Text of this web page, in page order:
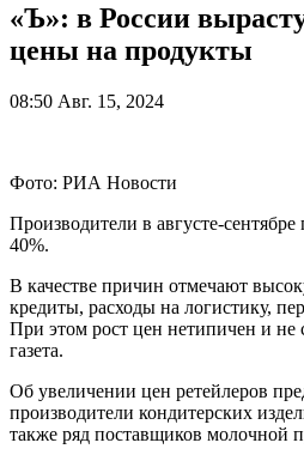
«Ъ»: в России
цены на продукты
08:50 Авг. 15, 2024
Фото: РИА Новости
Производители в августе-
40%.
В качестве причин отмечают
кредиты, расходы на логистику,
При этом рост цен нетипичен и не
газета.
Об увеличении цен ретейлеров
производители кондитерских
также ряд поставщиков молочной